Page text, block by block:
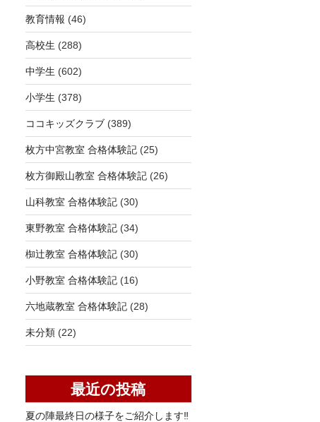
教育情報 (46)
高校生 (288)
中学生 (602)
小学生 (378)
ココキッズクラブ(389)
枚方中宮教室 合格体験記(25)
枚方御殿山教室 合格体験記(26)
山科教室 合格体験記(30)
東野教室 合格体験記(34)
椥辻教室 合格体験記(30)
小野教室 合格体験記(16)
六地蔵教室 合格体験記(28)
未分類(22)
最近の投稿
夏の陣最終日の様子をご紹介します‼